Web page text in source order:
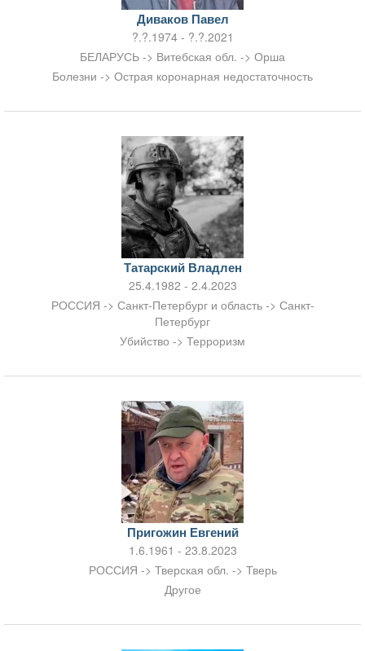
Диваков Павел
?.?.1974 - ?.?.2021
БЕЛАРУСЬ -> Витебская обл. -> Орша
Болезни -> Острая коронарная недостаточность
Татарский Владлен
25.4.1982 - 2.4.2023
РОССИЯ -> Санкт-Петербург и область -> Санкт-
Петербург
Убийство -> Терроризм
Пригожин Евгений
1.6.1961 - 23.8.2023
РОССИЯ -> Тверская обл. -> Тверь
Другое